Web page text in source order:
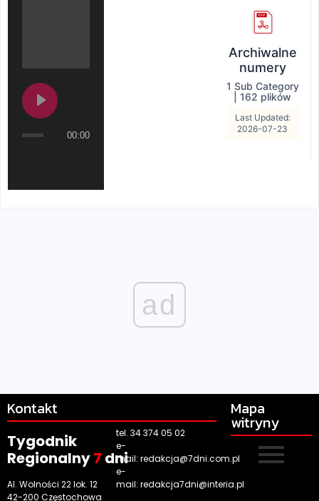
00:00
Archiwalne
numery
1 Sub Category
162 plików
Last Updated:
2026-07-23
ad
Kontakt
Tygodnik
Regionalny7 dni
Al. Wolności 22 lok. 12
42-200 Częstochowa
tel. 34 374 05 02
e-
mail: redakcja@7dni.com.pl
e-
mail: redakcja7dni@interia.pl
Mapa
witryny